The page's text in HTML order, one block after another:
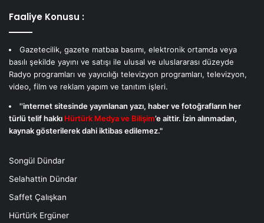
Faaliye Konusu :
Gazetecilik, gazete matbaa basımı, elektronik ortamda veya
basılı şekilde yayını ve satışı ile ulusal ve uluslararası düzeyde
Radyo programları ve yayıcılığı televizyon programları, televizyon,
video, film ve reklam yapım ve tanıtım işleri.
''internet sitesinde yayınlanan yazı, haber ve fotoğrafların her
türlü telif hakkı Hürtürk Medya ve Bilişim’e aittir. İzin alınmadan,
kaynak gösterilerek dahi iktibas edilemez."
Songül Dündar
Selahattin Dündar
Saffet Çalışkan
Hürtürk Ergüner